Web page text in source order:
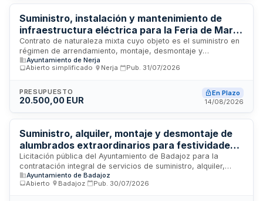
licencias necesarias para la ejecución normal de la
prestación.
Suministro, instalación y mantenimiento de
infraestructura eléctrica para la Feria de Maro
2026 en Nerja
Contrato de naturaleza mixta cuyo objeto es el suministro en
régimen de arrendamiento, montaje, desmontaje y
mantenimiento de instalaciones eléctricas de alta y baja
tensión y alumbrado extraordinario para la celebración de la
contrato incluye la reposición de elementos defectuosos y
se adjudica mediante procedimiento abierto simplificado
suministro, con componente menor de obras de instalación.
Ayuntamiento de Nerja
Abierto simplificado
Nerja Pub. 31/07/2026
PRESUPUESTO
20.500,00 EUR
En Plazo
14/08/2026
Suministro, alquiler, montaje y desmontaje de
alumbrados extraordinarios para festividades -
Ayuntamiento de Badajoz
Licitación pública del Ayuntamiento de Badajoz para la
contratación integral de servicios de suministro, alquiler,
montaje y desmontaje de sistemas de iluminación
extraordinaria para las festividades navideñas, carnaval y
Ayuntamiento de Badajoz
Abierto
Badajoz Pub. 30/07/2026